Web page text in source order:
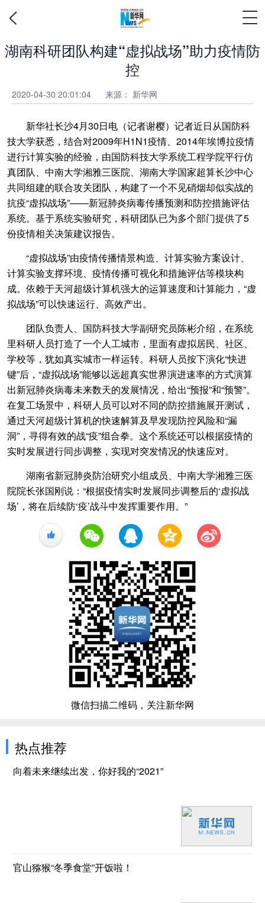
湖南科研团队构建“虚拟战场”助力疫情防
控
2020-04-30 20:01:04 来源： 新华网
新华社长沙4月30日电（记者谢樱）记者近日从国防科
技大学获悉，结合对2009年H1N1疫情、2014年埃博拉疫情
进行计算实验的经验，由国防科技大学系统工程学院平行仿
真团队、中南大学湘雅三医院、湖南大学国家超算长沙中心
共同组建的联合攻关团队，构建了一个不见硝烟却似实战的
抗疫“虚拟战场”——新冠肺炎病毒传播预测和防控措施评估
系统。基于系统实验研究，科研团队已为多个部门提供了5
份疫情相关决策建议报告。
“虚拟战场”由疫情传播情景构造、计算实验方案设计、
计算实验支撑环境、疫情传播可视化和措施评估等模块构
成。依赖于天河超级计算机强大的运算速度和计算能力，“虚
拟战场”可以快速运行、高效产出。
团队负责人、国防科技大学副研究员陈彬介绍，在系统
里科研人员打造了一个人工城市，里面有虚拟居民、社区、
学校等，犹如真实城市一样运转。科研人员按下演化“快进
键”后，“虚拟战场”能够以远超真实世界演进速率的方式演算
出新冠肺炎病毒未来数天的发展情况，给出“预报”和“预警”。
在复工场景中，科研人员可以对不同的防控措施展开测试，
通过天河超级计算机的快速解算及早发现防控风险和“漏
洞”，寻得有效的战“疫”组合拳。这个系统还可以根据疫情的
实时发展进行同步调整，实现对突发情况的快速应对。
湖南省新冠肺炎防治研究小组成员、中南大学湘雅三医
院院长张国刚说：“根据疫情实时发展同步调整后的‘虚拟战
场’，将在后续防‘疫’战斗中发挥重要作用。”
+1
微信扫描二维码，关注新华网
热点推荐
向着未来继续出发，你好我的“2021”
官山猕猴“冬季食堂”开饭啦！